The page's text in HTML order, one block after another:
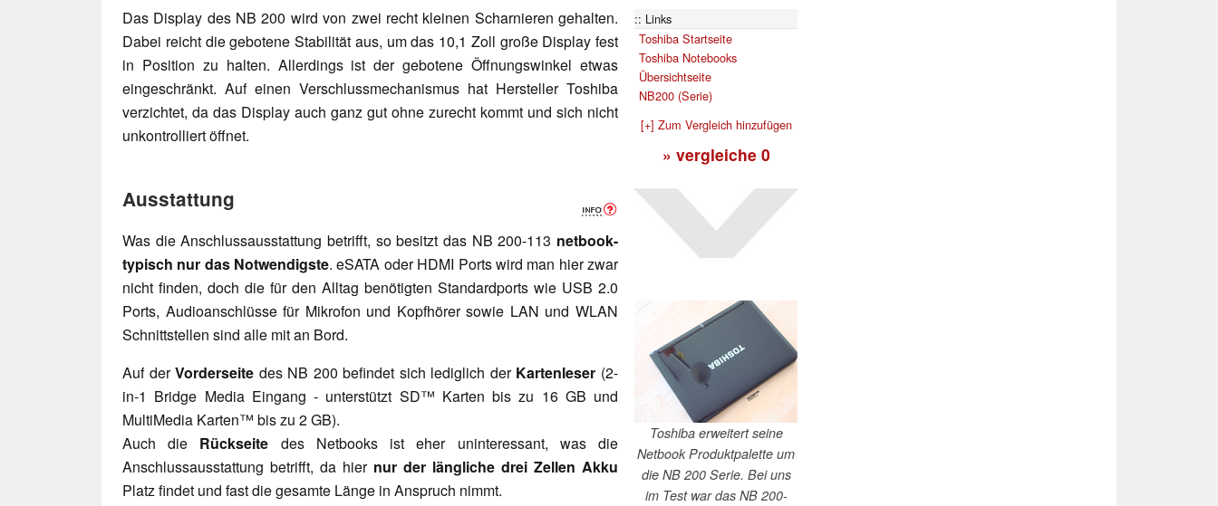
Das Display des NB 200 wird von zwei recht kleinen Scharnieren gehalten.
Dabei reicht die gebotene Stabilität aus, um das 10,1 Zoll große Display fest
in Position zu halten. Allerdings ist der gebotene Öffnungswinkel etwas
eingeschränkt. Auf einen Verschlussmechanismus hat Hersteller Toshiba
verzichtet, da das Display auch ganz gut ohne zurecht kommt und sich nicht
unkontrolliert öffnet.
Ausstattung
Was die Anschlussausstattung betrifft, so besitzt das NB 200-113 netbook-
typisch nur das Notwendigste. eSATA oder HDMI Ports wird man hier zwar
nicht finden, doch die für den Alltag benötigten Standardports wie USB 2.0
Ports, Audioanschlüsse für Mikrofon und Kopfhörer sowie LAN und WLAN
Schnittstellen sind alle mit an Bord.
Auf derVorderseite des NB 200 befindet sich lediglich der Kartenleser (2-
in-1 Bridge Media Eingang - unterstützt SD™ Karten bis zu 16 GB und
MultiMedia Karten™ bis zu 2 GB).
Auch die Rückseite des Netbooks ist eher uninteressant, was die
Anschlussausstattung betrifft, da hier nur der längliche drei Zellen Akku
Platz findet und fast die gesamte Länge in Anspruch nimmt.
Links
Toshiba Startseite
Toshiba Notebooks
Übersichtseite
NB200 (Serie)
[+] Zum Vergleich hinzufügen
» vergleiche 0
Toshiba erweitert seine
Netbook Produktpalette um
die NB 200 Serie. Bei uns
im Test war das NB 200-